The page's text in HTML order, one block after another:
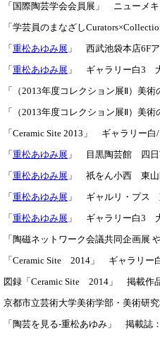
「国際陶芸学会会員展」 ニューメ
「学芸員のまなざし
「 重松あゆみ展 」 西武池袋本店6F
「 重松あゆみ展 」 ギャラリー白3
「（2013年度コレクション展Ⅱ）
「（2013年度コレクション展Ⅱ）
「Ceramic Site 2013」 ギャラリー
「 重松あゆみ展 」 目黒陶芸館 四
「 重松あゆみ展 」 祇をん小西 東山
「 重松あゆみ展 」 ギャルリ・プス
「 重松あゆみ展 」 ギャラリー白3
「陶磁ネットワーク会議共同企画
「Ceramic Site 2014」 ギャラリ
図録「Ceramic Site 2014」 掲載作
京都市立芸術大学美術学部・美
「陶芸を見る-重松あゆみ」 掲載